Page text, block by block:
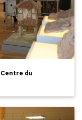
Centre du